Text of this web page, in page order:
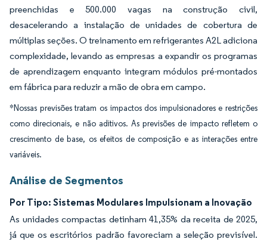
preenchidas e 500.000 vagas na construção civil,
desacelerando a instalação de unidades de cobertura de
múltiplas seções. O treinamento em refrigerantes A2L adiciona
complexidade, levando as empresas a expandir os programas
de aprendizagem enquanto integram módulos pré-montados
em fábrica para reduzir a mão de obra em campo.
*Nossas previsões tratam os impactos dos impulsionadores e restrições
como direcionais, e não aditivos. As previsões de impacto refletem o
crescimento de base, os efeitos de composição e as interações entre
variáveis.
Análise de Segmentos
Por Tipo: Sistemas Modulares Impulsionam a Inovação
As unidades compactas detinham 41,35% da receita de 2025,
já que os escritórios padrão favoreciam a seleção previsível.